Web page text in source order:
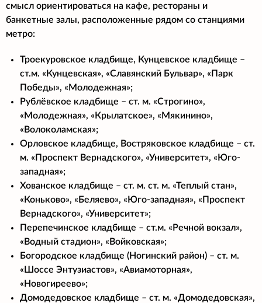
смысл ориентироваться на кафе, рестораны и
банкетные залы, расположенные рядом со станциями
метро:
Троекуровское кладбище, Кунцевское кладбище –
ст.м. «Кунцевская», «Славянский Бульвар», «Парк
Победы», «Молодежная»;
Рублёвское кладбище – ст. м. «Строгино»,
«Молодежная», «Крылатское», «Мякинино»,
«Волоколамская»;
Орловское кладбище, Востряковское кладбище – ст.
м. «Проспект Вернадского», «Университет», «Юго-
западная»;
Хованское кладбище – ст. м. ст. м. «Теплый стан»,
«Коньково», «Беляево», «Юго-западная», «Проспект
Вернадского», «Университет»;
Перепечинское кладбище – ст.м. «Речной вокзал»,
«Водный стадион», «Войковская»;
Богородское кладбище (Ногинский район) – ст. м.
«Шоссе Энтузиастов», «Авиамоторная»,
«Новогиреево»;
Домодедовское кладбище – ст. м. «Домодедовская»,